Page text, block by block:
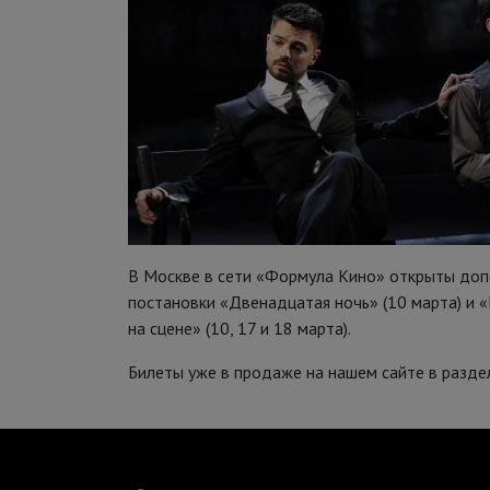
В Москве в сети «Формула Кино» открыты
постановки «Двенадцатая ночь» (10 марта) и
на сцене» (10, 17 и 18 марта).
Билеты уже в продаже на нашем сайте в